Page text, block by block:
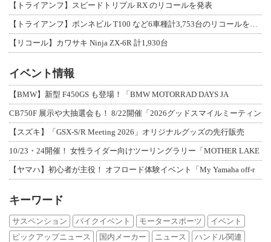
【トライアンフ】スピードトリプル RX のリコールを発表
【トライアンフ】ボンネビル T100 など6車種計3,753台のリコールを発表
【リコール】カワサキ Ninja ZX-6R 計1,930台
イベント情報
【BMW】新型 F450GS も登場！「BMW MOTORRAD DAYS JA
CB750F 展示や大抽選会も！ 8/22開催「2026グッドスマイルミーティン
【スズキ】「GSX-S/R Meeting 2026」オリジナルグッズの先行販売
10/23・24開催！ 女性ライダー向けツーリングラリー「MOTHER LAKE
【ヤマハ】初心者が主役！ オフロード体験イベント「My Yamaha off-r
キーワード
サスペンション バイクイベント モータースポーツ
イベント
ピックアップニュース
国内メーカー ニュース
ハンドル関連